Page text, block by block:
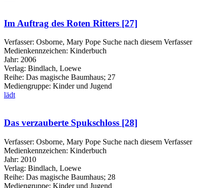
Im Auftrag des Roten Ritters [27]
Verfasser: Osborne, Mary Pope Suche nach diesem Verfasser
Medienkennzeichen: Kinderbuch
Jahr: 2006
Verlag: Bindlach, Loewe
Reihe: Das magische Baumhaus; 27
Mediengruppe: Kinder und Jugend
lädt
Das verzauberte Spukschloss [28]
Verfasser: Osborne, Mary Pope Suche nach diesem Verfasser
Medienkennzeichen: Kinderbuch
Jahr: 2010
Verlag: Bindlach, Loewe
Reihe: Das magische Baumhaus; 28
Mediengruppe: Kinder und Jugend